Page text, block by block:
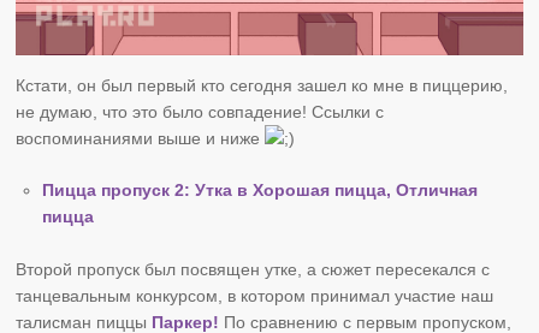
Кстати, он был первый кто сегодня зашел ко мне в пиццерию,
не думаю, что это было совпадение! Ссылки с
воспоминаниями выше и ниже
Пицца пропуск 2: Утка в Хорошая пицца, Отличная
пицца
Второй пропуск был посвящен утке, а сюжет пересекался с
танцевальным конкурсом, в котором принимал участие наш
талисман пиццы Паркер! По сравнению с первым пропуском,